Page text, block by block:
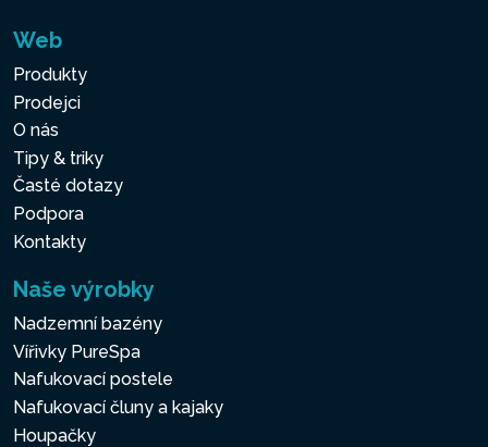
Web
Produkty
Prodejci
O nás
Tipy & triky
Časté dotazy
Podpora
Kontakty
Naše výrobky
Nadzemní bazény
Vířivky PureSpa
Nafukovací postele
Nafukovací čluny a kajaky
Houpačky